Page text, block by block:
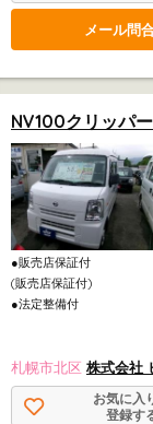
メール問
NV100クリッパ
●販売店保証付
(販売店保証付)
●法定整備付
札幌市北区 株式会社
お気に入
登録す